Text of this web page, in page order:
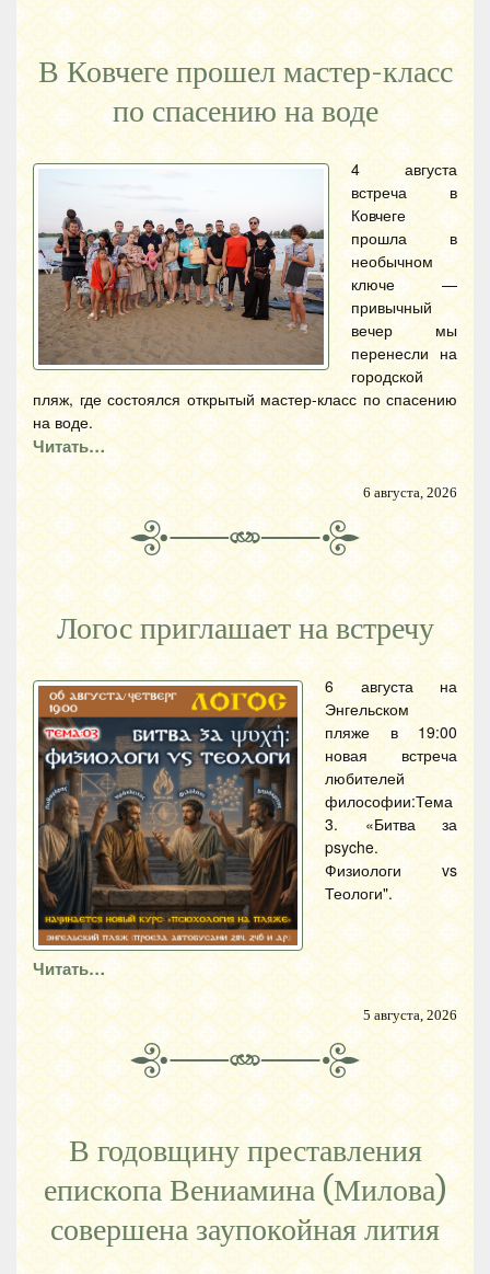
В Ковчеге прошел мастер-класс
по спасению на воде
4 августа
встреча в
Ковчеге
прошла в
необычном
ключе —
привычный
вечер мы
перенесли на
городской
пляж, где состоялся открытый мастер-класс по спасению
на воде.
Читать…
6 августа, 2026
Логос приглашает на встречу
6 августа на
Энгельском
пляже в 19:00
новая встреча
любителей
философии:Тема
3. «Битва за
psyche.
Физиологи vs
Теологи".
Читать…
5 августа, 2026
В годовщину преставления
епископа Вениамина (Милова)
совершена заупокойная лития